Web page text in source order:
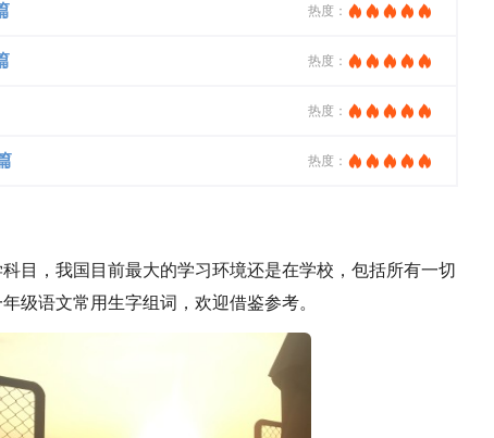
热度：
热度：
热度：
热度：
目，我国目前最大的学习环境还是在学校，包括所有一切
级语文常用生字组词，欢迎借鉴参考。